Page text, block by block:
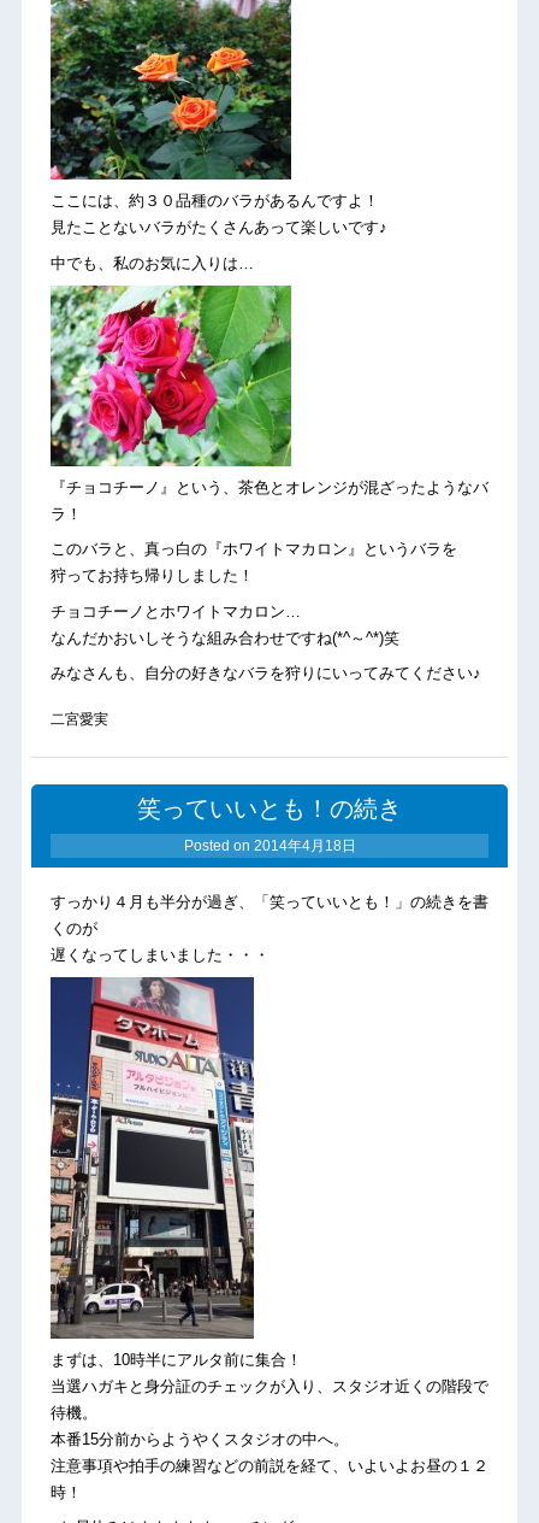
ここには、約３０品種のバラがあるんですよ！
見たことないバラがたくさんあって楽しいです♪
中でも、私のお気に入りは…
『チョコチーノ』という、茶色とオレンジが混ざったようなバ
ラ！
このバラと、真っ白の『ホワイトマカロン』というバラを
狩ってお持ち帰りしました！
チョコチーノとホワイトマカロン…
なんだかおいしそうな組み合わせですね(*^～^*)笑
みなさんも、自分の好きなバラを狩りにいってみてください♪
二宮愛実
笑っていいとも！の続き
Posted on 2014年4月18日
すっかり４月も半分が過ぎ、「笑っていいとも！」の続きを書
くのが
遅くなってしまいました・・・
まずは、10時半にアルタ前に集合！
当選ハガキと身分証のチェックが入り、スタジオ近くの階段で
待機。
本番15分前からようやくスタジオの中へ。
注意事項や拍手の練習などの前説を経て、いよいよお昼の１２
時！